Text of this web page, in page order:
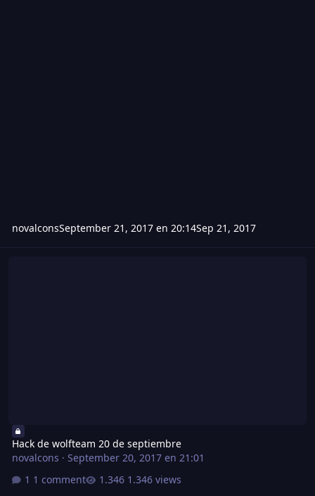
novalconsSeptember 21, 2017 en 20:14Sep 21, 2017
Hack de wolfteam 20 de septiembre
novalcons · September 20, 2017 en 21:01
1 comment
1.346 views